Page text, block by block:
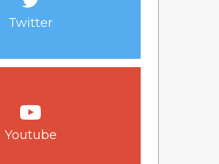
Twitter
Youtube